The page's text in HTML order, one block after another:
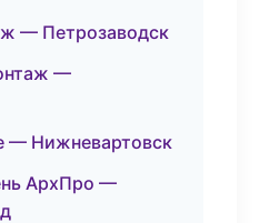
— Петрозаводск
—
— Нижневартовск
АрхПро —